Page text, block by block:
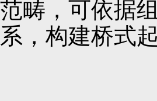
范畴，可依据
系，构建桥式